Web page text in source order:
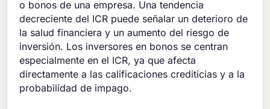
o bonos de una empresa. Una tendencia
decreciente del ICR puede señalar un deterioro de
la salud financiera y un aumento del riesgo de
inversión. Los inversores en bonos se centran
especialmente en el ICR, ya que afecta
directamente a las calificaciones crediticias y a la
probabilidad de impago.